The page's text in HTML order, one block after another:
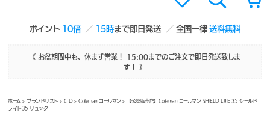
ポイント 10倍 15時まで即日発送 全国一律送料無料
《 お盆期間中も、休まず営業！ 15:00までのご注文で即日発送致しま
す！ 》
ホーム >ブランドリスト >C-D>Coleman コールマン> 【公認販売店】Coleman コールマン SHIELD LITE 35 シールド
ライト35 リュック